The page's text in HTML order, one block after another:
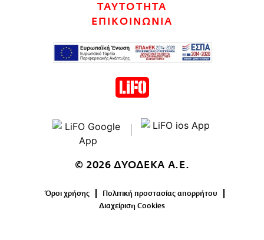
ΤΑΥΤΟΤΗΤΑ
ΕΠΙΚΟΙΝΩΝΙΑ
© 2026 ΔΥΟΔΕΚΑ Α.Ε.
Όροι χρήσης
Πολιτική προστασίας απορρήτου
Διαχείριση Cookies